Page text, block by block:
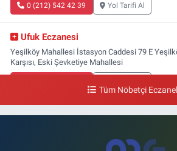
0 (212) 542 42 39 Yol Tarifi Al
Ufuk Eczanesi
Yeşilköy Mahallesi İstasyon Caddesi 79 E
Karşısı, Eski Şevketiye Mahallesi
Nimet Eczanesi
Tüm Nöbetçi